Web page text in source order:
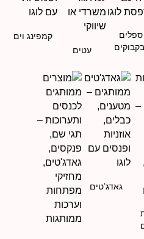
עטים
קמפינג וים
גאדג’טים